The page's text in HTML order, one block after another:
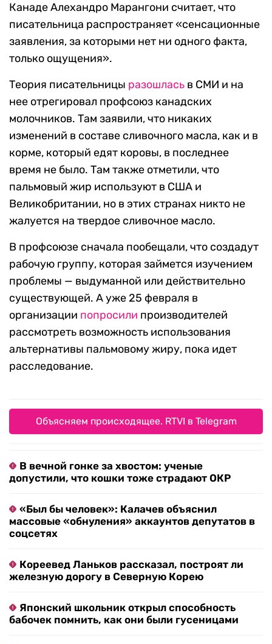
Канаде Алехандро Марангони считает, что
писательница распространяет «сенсационные
заявления, за которыми нет ни одного факта,
только ощущения».
Теория писательницы разошлась в СМИ и на
нее отрегировал профсоюз канадских
молочников. Там заявили, что никаких
изменений в составе сливочного масла, как и в
корме, который едят коровы, в последнее
время не было. Там также отметили, что
пальмовый жир используют в США и
Великобритании, но в этих странах никто не
жалуется на твердое сливочное масло.
В профсоюзе сначала пообещали, что создадут
рабочую группу, которая займется изучением
проблемы — выдуманной или действительно
существующей. А уже 25 февраля в
организации попросили производителей
рассмотреть возможность использования
альтернативы пальмовому жиру, пока идет
расследование.
Объясняем происходящее. RTVI в Telegram
В вечной гонке за хвостом: ученые
допустили, что кошки тоже страдают ОКР
«Был бы человек»: Калачев объяснил
массовые «обнуления» аккаунтов депутатов в
соцсетях
Кореевед Ланьков рассказал, построят ли
железную дорогу в Северную Корею
Японский школьник открыл способность
бабочек помнить, как они были гусеницами